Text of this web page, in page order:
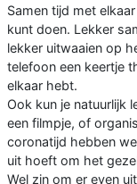
Samen tijd met
kunt doen. Lekker
lekker uitwaaien op
telefoon een keertje
elkaar hebt.
Ook kun je natuurlijk
een filmpje, of
coronatijd hebben
uit hoeft om het
Wel zin om er even